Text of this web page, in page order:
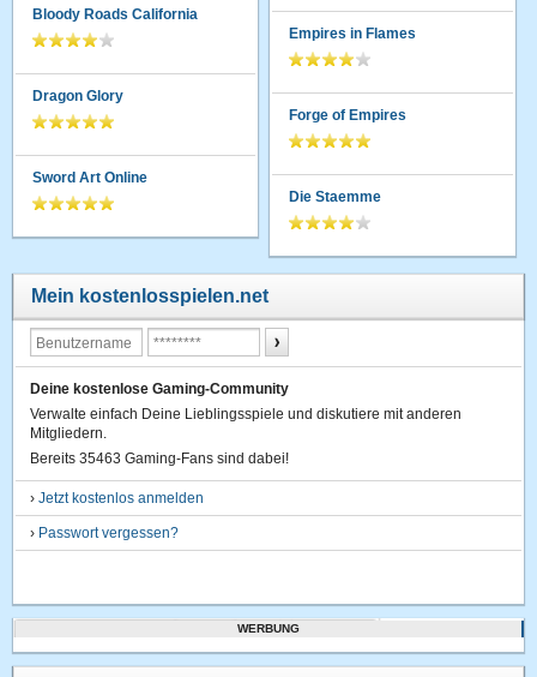
Bloody Roads California
Dragon Glory
Sword Art Online
Empires in Flames
Forge of Empires
Die Staemme
Mein kostenlosspielen.net
Deine kostenlose Gaming-Community
Verwalte einfach Deine Lieblingsspiele und diskutiere mit anderen
Mitgliedern.
Bereits 35463 Gaming-Fans sind dabei!
›Jetzt kostenlos anmelden
› Passwort vergessen?
WERBUNG